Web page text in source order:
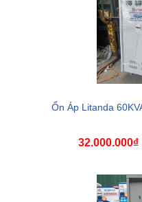
Ổn Áp Litanda
32.000.000₫